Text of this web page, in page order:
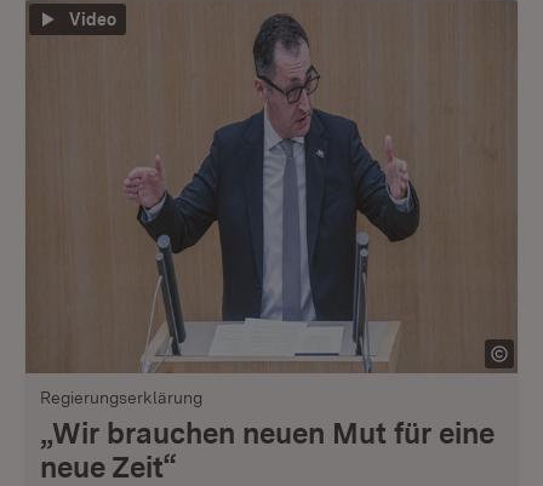
Video
Regierungserklärung
„Wir brauchen neuen Mut für eine
neue Zeit“